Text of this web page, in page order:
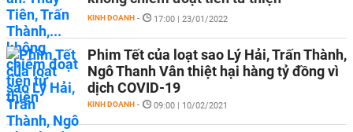
KINH DOANH - 17:00 | 23/01/2022
Phim Tết của loạt sao Lý Hải, Trấn Thành,
Ngô Thanh Vân thiệt hại hàng tỷ đồng vì
dịch COVID-19
KINH DOANH - 09:00 | 10/02/2021